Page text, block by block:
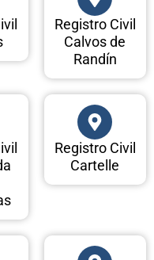
Registro Civil
Calvos de
Randín
Registro Civil
Cartelle